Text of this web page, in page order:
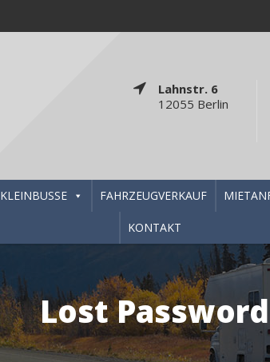
Lahnstr. 6
12055 Berlin
KLEINBUSSE FAHRZEUGVERKAUF
KONTAKT
Lost Password